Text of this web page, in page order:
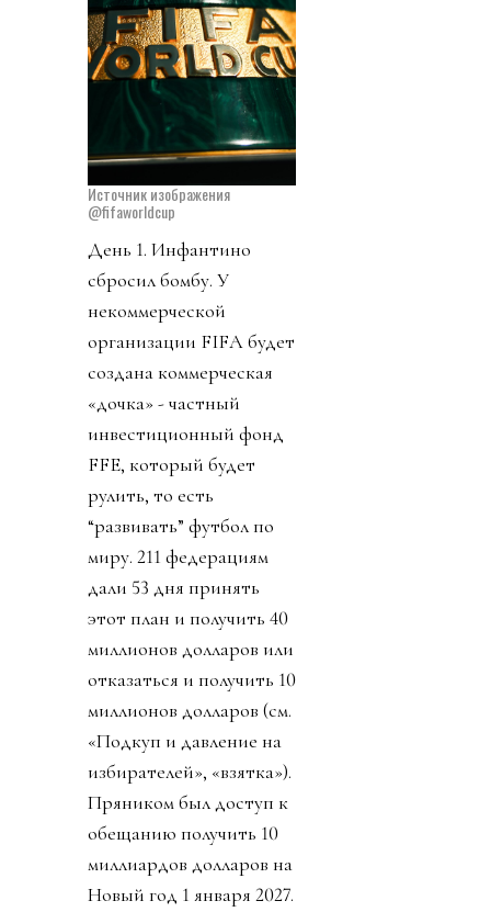
Источник изображения
@fifaworldcup
День 1. Инфантино
сбросил бомбу. У
некоммерческой
организации FIFA будет
создана коммерческая
«дочка» - частный
инвестиционный фонд
FFE, который будет
рулить, то есть
“развивать” футбол по
миру. 211 федерациям
дали 53 дня принять
этот план и получить 40
миллионов долларов или
отказаться и получить 10
миллионов долларов (см.
«Подкуп и давление на
избирателей», «взятка»).
Пряником был доступ к
обещанию получить 10
миллиардов долларов на
Новый год 1 января 2027.